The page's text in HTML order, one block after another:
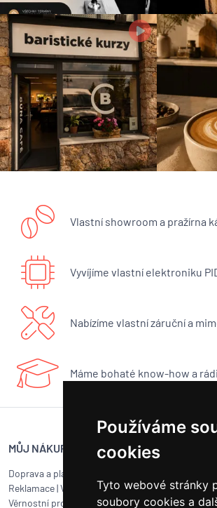
Používáme
cookies
Tyto webové stránky
soubory cookies a
Vlastní showroom a pražírna
Vyvíjíme vlastní elektroniku
Nabízíme vlastní záruční a
Máme bohaté know-how a
MŮJ NÁKUP
Doprava a platba
Reklamace|Vrácení zboží
Věrnostní program
Objednat
Jak